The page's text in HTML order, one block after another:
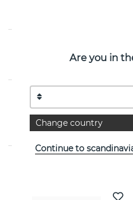
A Macaron Dream Stud er
svenske Efva Attling
EGENSKABER
Kollektion:
Are you in
Change country
Continue to